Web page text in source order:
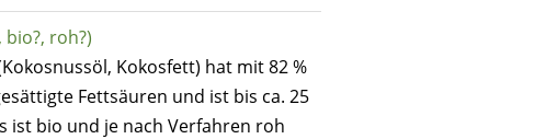
roh?)
Kokosfett) hat mit 82 %
Fettsäuren und ist bis ca. 25
ist bio und je nach Verfahren roh